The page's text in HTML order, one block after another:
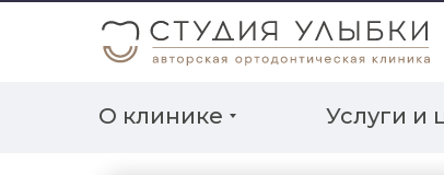
О клинике Услуги и